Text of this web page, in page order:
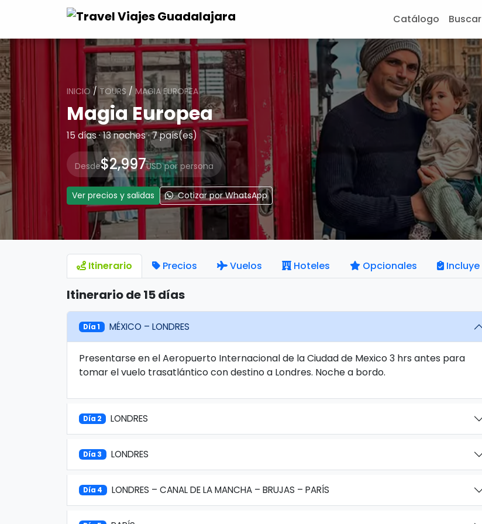
Catálogo Buscar
INICIO/ TOURS / MAGIA EUROPEA
Magia Europea
15 días · 13 noches · 7 país(es)
Desde$2,997USD por persona
Ver precios y salidas Cotizar por WhatsApp
Itinerario Precios Vuelos Hoteles Opcionales Incluye
Itinerario de 15 días
Día 1 MÉXICO – LONDRES
Presentarse en el Aeropuerto Internacional de la Ciudad de Mexico 3 hrs antes para
tomar el vuelo trasatlántico con destino a Londres. Noche a bordo.
Día 2 LONDRES
Día 3 LONDRES
Día 4 LONDRES – CANAL DE LA MANCHA – BRUJAS – PARÍS